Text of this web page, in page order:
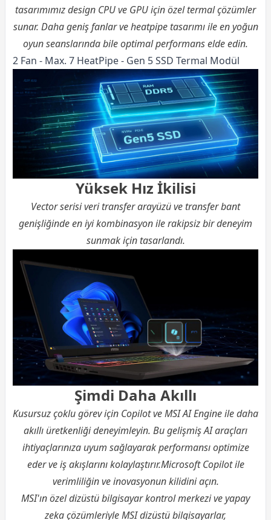
tasarımımız design CPU ve GPU için özel termal çözümler
sunar. Daha geniş fanlar ve heatpipe tasarımı ile en yoğun
oyun seanslarında bile optimal performans elde edin.
2 Fan - Max. 7 HeatPipe - Gen 5 SSD Termal Modül
Yüksek Hız İkilisi
Vector serisi veri transfer arayüzü ve transfer bant
genişliğinde en iyi kombinasyon ile rakipsiz bir deneyim
sunmak için tasarlandı.
Şimdi Daha Akıllı
Kusursuz çoklu görev için Copilot ve MSI AI Engine ile daha
akıllı üretkenliği deneyimleyin. Bu gelişmiş AI araçları
ihtiyaçlarınıza uyum sağlayarak performansı optimize
eder ve iş akışlarını kolaylaştırır.Microsoft Copilot ile
verimliliğin ve inovasyonun kilidini açın.
MSI'ın özel dizüstü bilgisayar kontrol merkezi ve yapay
zeka çözümleriyle MSI dizüstü bilgisayarlar,